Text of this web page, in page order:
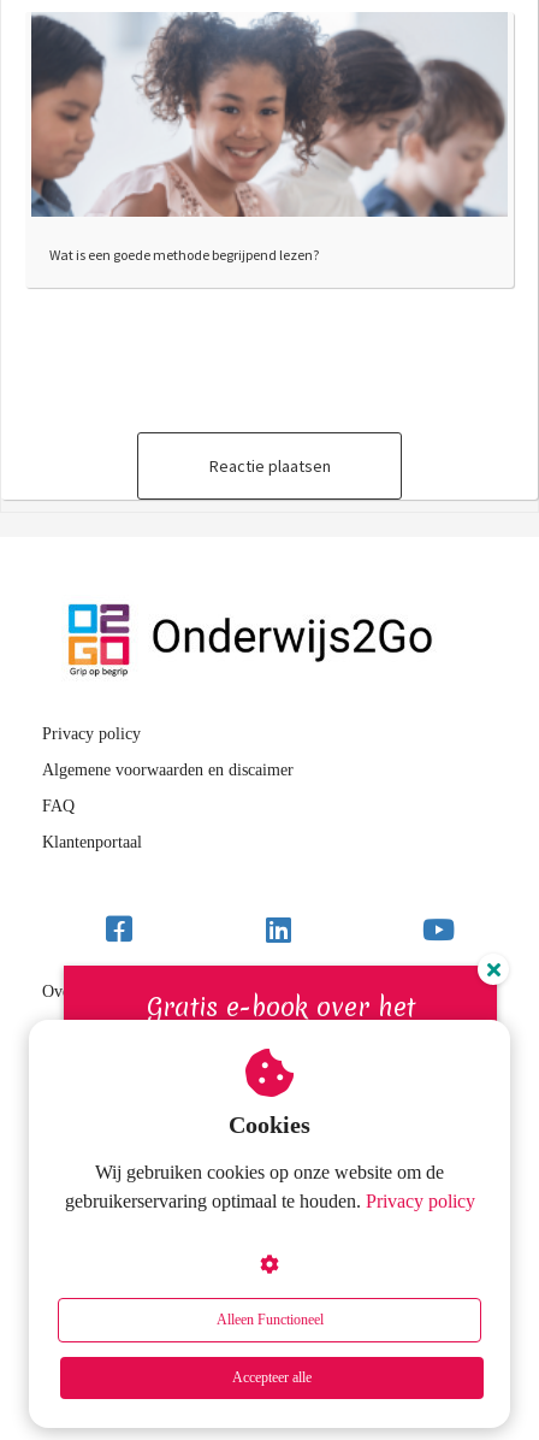
Wat is een goede methode begrijpend lezen?
Reactie plaatsen
Privacy policy
Algemene voorwaarden en discaimer
FAQ
Klantenportaal
Over Sterk BEGRIP
Onderwijs2go
Icons made byFreepikfromFlaticon
Gratis e-book over het
bevorderen van de
leesvaardigheid
leesvaardigheid van leerlingen te stimuleren.
Naar de download
Cookies
Wij gebruiken cookies op onze website om de
gebruikerservaring optimaal te houden. Privacy policy
Alleen Functioneel
Accepteer alle